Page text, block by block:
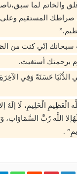
والخاتم لما
صراطك المستقيم
سبحانك إنّي كنت من
برحمتك أستغيث.
فِي الدُّنْيَا حَسَنَةً وَفِي
الْعَظِيمِ الْحَلِيمِ، لَا
اللَّه رُبَّ
.